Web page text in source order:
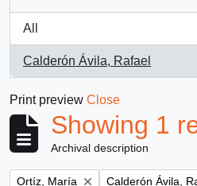
All
Calderón Ávila, Rafael
, 1 results
Print preview Close
Showing 1
Archival description
Remove filter:
Ortíz, María Remove filter:
Calderón Ávila,